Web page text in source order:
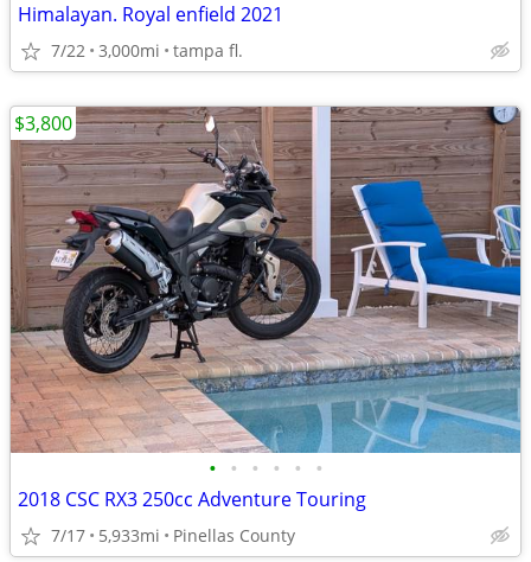
Himalayan. Royal enfield 2021
7/22 3,000mi tampa fl.
• • • • • •
2018 CSC RX3 250cc Adventure Touring
7/17 5,933mi Pinellas County
$3,800